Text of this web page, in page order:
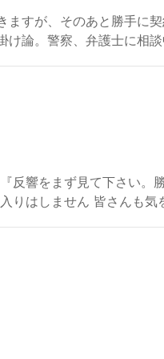
ますが、そのあと勝手に
け論。警察、弁護士に相
反響をまず見て下さい。
りはしません 皆さんも気